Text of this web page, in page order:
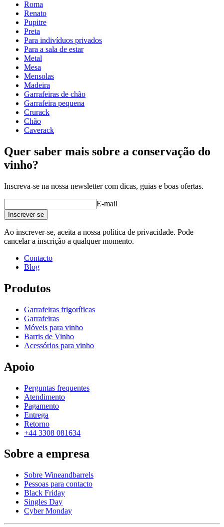
Veja exemplos de decoração com garrafeiras WINEREX aqui.
online de decoração de adegas (abre numa nova janela e requer que
tenha o Flash instalado)
Garrafas
Número de garrafas (Bordeaux)
tipo de garrafanum
Dimensões (LxAxP cm)
Altura (cm)
Largura (cm)
profundidade (cm)
Peso (kg)31
Roma
Renato
Pupitre
Preta
Para indivíduos privados
Para a sala de estar
Metal
Mesa
Mensolas
Madeira
Garrafeiras de chão
Garrafeira pequena
Crurack
Chão
Caverack
Quer saber mais sobre a conservação do
vinho?
Inscreva-se na nossa newsletter com dicas, guias e boas ofertas.
E-mail
Inscrever-se
Ao inscrever-se, aceita a nossa política de privacidade. Pode
cancelar a inscrição a qualquer momento.
Contacto
Blog
Produtos
Garrafeiras frigoríficas
Garrafeiras
Móveis para vinho
Barris de Vinho
Acessórios para vinho
Apoio
Perguntas frequentes
Atendimento
Pagamento
Entrega
Retorno
+44 3308 081634
Sobre a empresa
Sobre Wineandbarrels
Pessoas para contacto
Black Friday
Singles Day
Cyber Monday